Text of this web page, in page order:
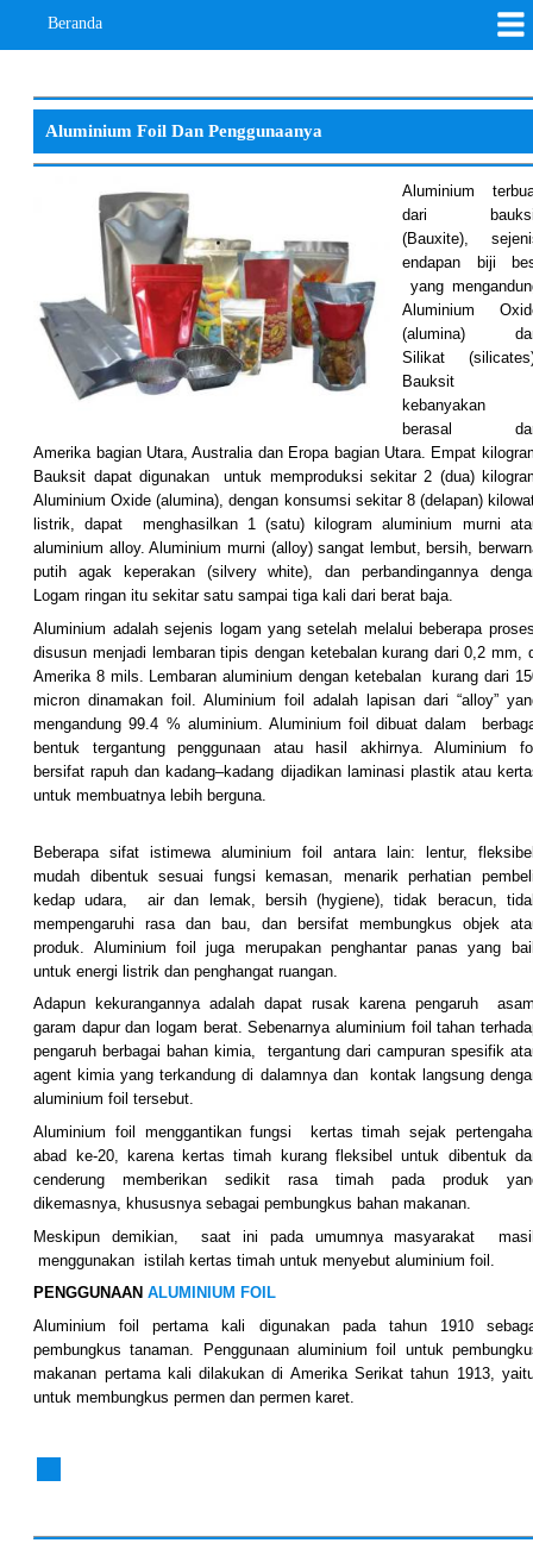
Beranda
Aluminium Foil Dan Penggunaanya
Aluminium
dari
(Bauxite),
endapan biji
yang
Aluminium
(alumina)
Silikat
Bauksit
kebanyakan
berasal
Amerika bagian Utara, Australia dan Eropa bagian Utara. Empat
Bauksit dapat digunakan untuk memproduksi sekitar 2 (dua)
Aluminium Oxide (alumina), dengan konsumsi sekitar 8 (delapan)
listrik, dapat menghasilkan 1 (satu) kilogram aluminium murni
aluminium alloy. Aluminium murni (alloy) sangat lembut, bersih,
putih agak keperakan (silvery white), dan perbandingannya
Logam ringan itu sekitar satu sampai tiga kali dari berat baja.
Aluminium adalah sejenis logam yang setelah melalui beberapa
disusun menjadi lembaran tipis dengan ketebalan kurang dari 0,2 mm,
Amerika 8 mils. Lembaran aluminium dengan ketebalan kurang dari
micron dinamakan foil. Aluminium foil adalah lapisan dari “alloy”
mengandung 99.4 % aluminium. Aluminium foil dibuat dalam
bentuk tergantung penggunaan atau hasil akhirnya. Aluminium
bersifat rapuh dan kadang–kadang dijadikan laminasi plastik atau
untuk membuatnya lebih berguna.
Beberapa sifat istimewa aluminium foil antara lain: lentur,
mudah dibentuk sesuai fungsi kemasan, menarik perhatian
kedap udara, air dan lemak, bersih (hygiene), tidak beracun,
mempengaruhi rasa dan bau, dan bersifat membungkus objek
produk. Aluminium foil juga merupakan penghantar panas yang
untuk energi listrik dan penghangat ruangan.
Adapun kekurangannya adalah dapat rusak karena pengaruh
garam dapur dan logam berat. Sebenarnya aluminium foil tahan
pengaruh berbagai bahan kimia, tergantung dari campuran spesifik
agent kimia yang terkandung di dalamnya dan kontak langsung
aluminium foil tersebut.
Aluminium foil menggantikan fungsi kertas timah sejak
abad ke-20, karena kertas timah kurang fleksibel untuk dibentuk
cenderung memberikan sedikit rasa timah pada produk
dikemasnya, khususnya sebagai pembungkus bahan makanan.
Meskipun demikian, saat ini pada umumnya masyarakat
menggunakan istilah kertas timah untuk menyebut aluminium foil.
PENGGUNAANALUMINIUM FOIL
Aluminium foil pertama kali digunakan pada tahun 1910
pembungkus tanaman. Penggunaan aluminium foil untuk
makanan pertama kali dilakukan di Amerika Serikat tahun 1913,
untuk membungkus permen dan permen karet.